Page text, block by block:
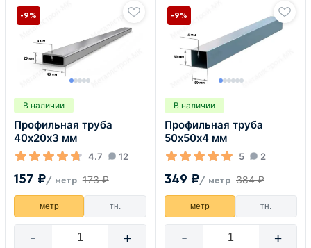
В наличии
Профильная труба
40х20х3 мм
4.7 12
157 ₽/ метр 173 ₽
-9%
метр тн.
- +
В наличии
Профильная труба
50х50х4 мм
5 2
349 ₽/ метр 384 ₽
-9%
метр тн.
- +